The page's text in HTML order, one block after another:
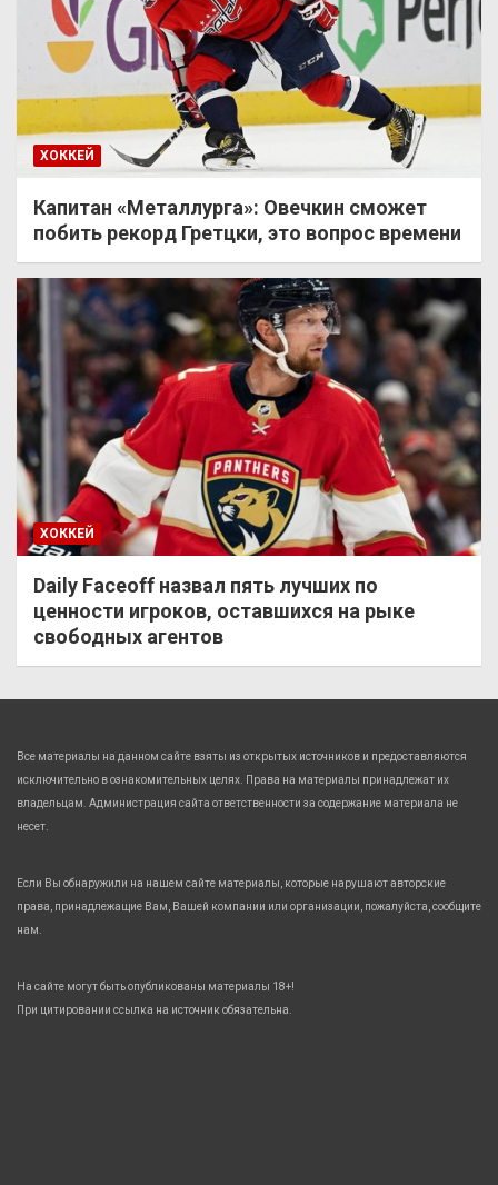
ХОККЕЙ
Капитан «Металлурга»: Овечкин сможет
побить рекорд Гретцки, это вопрос времени
ХОККЕЙ
Daily Faceoff назвал пять лучших по
ценности игроков, оставшихся на рыке
свободных агентов
Все материалы на данном сайте взяты из открытых источников и предоставляются
исключительно в ознакомительных целях. Права на материалы принадлежат их
владельцам. Администрация сайта ответственности за содержание материала не
несет.
Если Вы обнаружили на нашем сайте материалы, которые нарушают авторские
права, принадлежащие Вам, Вашей компании или организации, пожалуйста, сообщите
нам.
На сайте могут быть опубликованы материалы 18+!
При цитировании ссылка на источник обязательна.